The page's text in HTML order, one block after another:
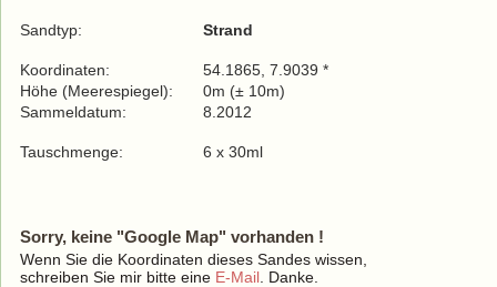
Sandtyp: Strand
Koordinaten:
54.1865, 7.9039 *
Höhe (Meerespiegel):
0m (± 10m)
Sammeldatum:
8.2012
Tauschmenge: 6 x 30ml
Sorry, keine "Google Map" vorhanden !
Wenn Sie die Koordinaten dieses Sandes wissen,
schreiben Sie mir bitte eine E-Mail . Danke.